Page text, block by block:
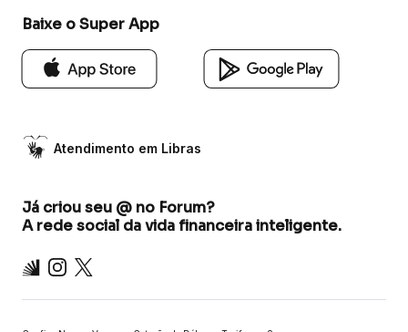
Baixe o Super App
Atendimento em Libras
Já criou seu @ no Forum?
A rede social da vida financeira inteligente.
Inter Instagram
X